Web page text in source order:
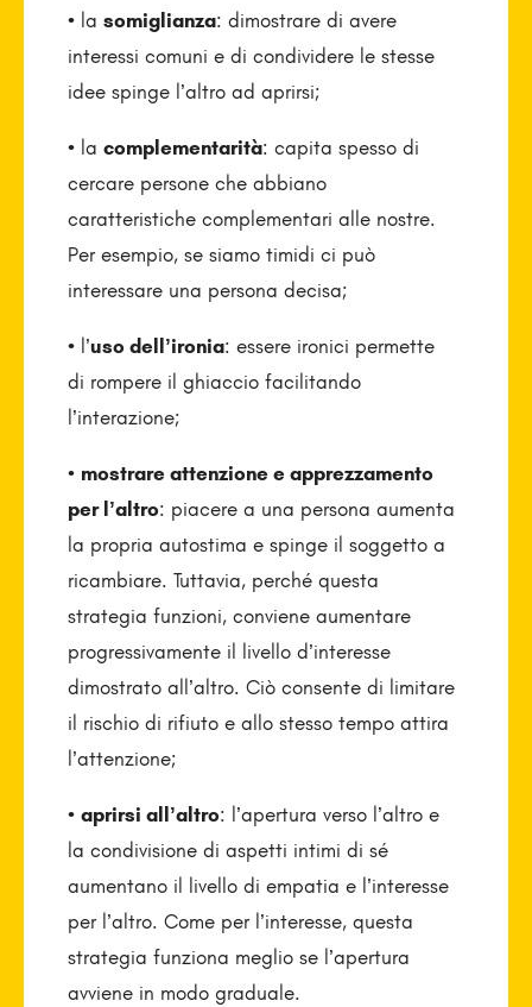
• la somiglianza: dimostrare di avere
interessi comuni e di condividere le stesse
idee spinge l’altro ad aprirsi;
• la complementarità: capita spesso di
cercare persone che abbiano
caratteristiche complementari alle nostre.
Per esempio, se siamo timidi ci può
interessare una persona decisa;
• l’uso dell’ironia: essere ironici permette
di rompere il ghiaccio facilitando
l’interazione;
• mostrare attenzione e apprezzamento
per l’altro: piacere a una persona aumenta
la propria autostima e spinge il soggetto a
ricambiare. Tuttavia, perché questa
strategia funzioni, conviene aumentare
progressivamente il livello d’interesse
dimostrato all’altro. Ciò consente di limitare
il rischio di rifiuto e allo stesso tempo attira
l’attenzione;
• aprirsi all’altro: l’apertura verso l’altro e
la condivisione di aspetti intimi di sé
aumentano il livello di empatia e l’interesse
per l’altro. Come per l’interesse, questa
strategia funziona meglio se l’apertura
avviene in modo graduale.